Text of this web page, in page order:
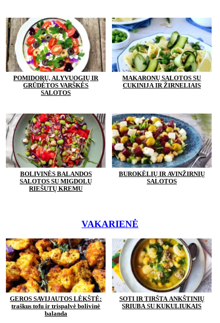
POMIDORŲ, ALYVUOGIŲ IR
GRŪDĖTOS VARŠKĖS
SALOTOS
MAKARONŲ SALOTOS SU
CUKINIJA IR ŽIRNELIAIS
BOLIVINĖS BALANDOS
SALOTOS SU MIGDOLŲ
RIEŠUTŲ KREMU
BUROKĖLIŲ IR AVINŽIRNIŲ
SALOTOS
VAKARIENĖ
GEROS SAVIJAUTOS LĖKŠTĖ:
traškus tofu ir trispalvė bolivinė
balanda
SOTI IR TIRŠTA ANKŠTINIŲ
SRIUBA SU KUKULIUKAIS